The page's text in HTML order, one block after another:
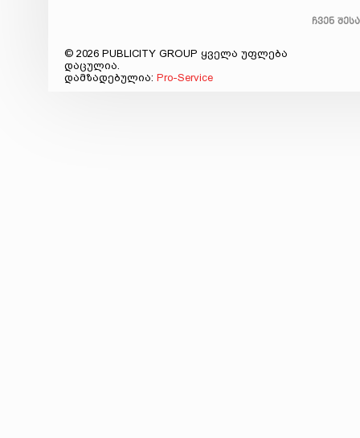
ჩვენ
© 2026 PUBLICITY GROUP ყველა უფლება
დაცულია.
დამზადებულია: Pro-Service